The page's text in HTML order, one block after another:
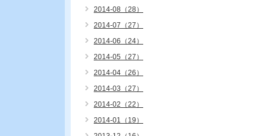
2014-08（28）
2014-07（27）
2014-06（24）
2014-05（27）
2014-04（26）
2014-03（27）
2014-02（22）
2014-01（19）